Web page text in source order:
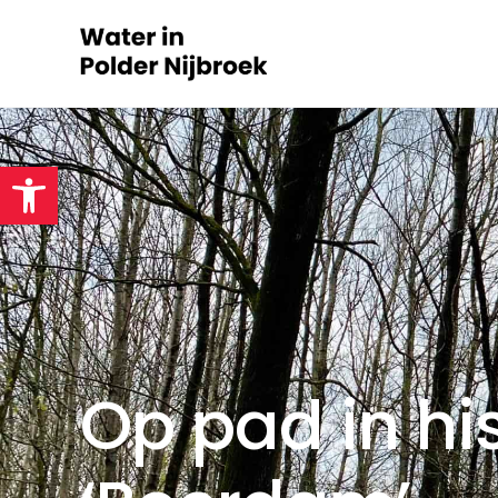
Toolbar openen
Op pad in